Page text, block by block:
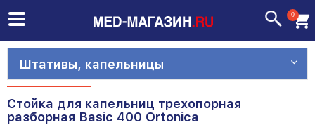
0
Штативы, капельницы
Стойка для капельниц трехопорная
разборная Basic 400 Ortonica